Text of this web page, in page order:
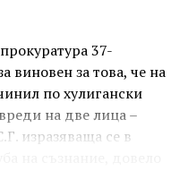
37-
виновен за това, че на
по хулигански
на две лица –
изразяваща се в